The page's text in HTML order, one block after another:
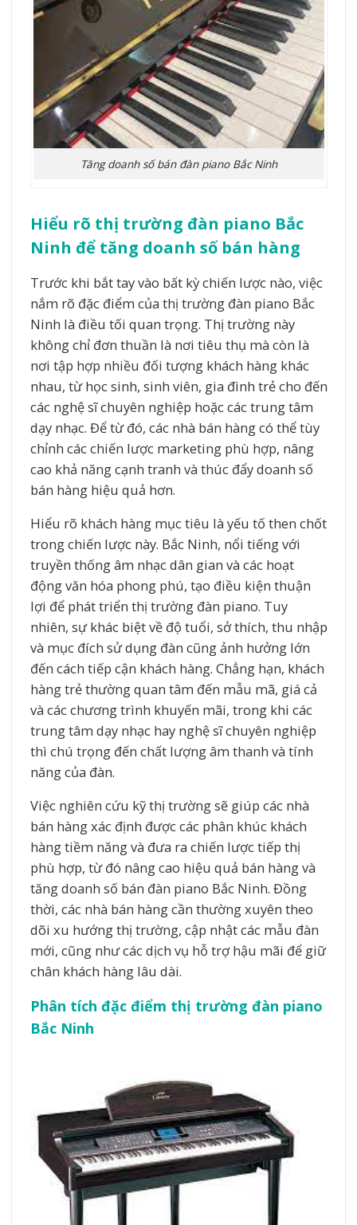
Tăng doanh số bán đàn piano Bắc Ninh
Hiểu rõ thị trường đàn piano Bắc
Ninh để tăng doanh số bán hàng
Trước khi bắt tay vào bất kỳ chiến lược nào, việc
nắm rõ đặc điểm của thị trường đàn piano Bắc
Ninh là điều tối quan trọng. Thị trường này
không chỉ đơn thuần là nơi tiêu thụ mà còn là
nơi tập hợp nhiều đối tượng khách hàng khác
nhau, từ học sinh, sinh viên, gia đình trẻ cho đến
các nghệ sĩ chuyên nghiệp hoặc các trung tâm
dạy nhạc. Để từ đó, các nhà bán hàng có thể tùy
chỉnh các chiến lược marketing phù hợp, nâng
cao khả năng cạnh tranh và thúc đẩy doanh số
bán hàng hiệu quả hơn.
Hiểu rõ khách hàng mục tiêu là yếu tố then chốt
trong chiến lược này. Bắc Ninh, nổi tiếng với
truyền thống âm nhạc dân gian và các hoạt
động văn hóa phong phú, tạo điều kiện thuận
lợi để phát triển thị trường đàn piano. Tuy
nhiên, sự khác biệt về độ tuổi, sở thích, thu nhập
và mục đích sử dụng đàn cũng ảnh hưởng lớn
đến cách tiếp cận khách hàng. Chẳng hạn, khách
hàng trẻ thường quan tâm đến mẫu mã, giá cả
và các chương trình khuyến mãi, trong khi các
trung tâm dạy nhạc hay nghệ sĩ chuyên nghiệp
thì chú trọng đến chất lượng âm thanh và tính
năng của đàn.
Việc nghiên cứu kỹ thị trường sẽ giúp các nhà
bán hàng xác định được các phân khúc khách
hàng tiềm năng và đưa ra chiến lược tiếp thị
phù hợp, từ đó nâng cao hiệu quả bán hàng và
tăng doanh số bán đàn piano Bắc Ninh. Đồng
thời, các nhà bán hàng cần thường xuyên theo
dõi xu hướng thị trường, cập nhật các mẫu đàn
mới, cũng như các dịch vụ hỗ trợ hậu mãi để giữ
chân khách hàng lâu dài.
Phân tích đặc điểm thị trường đàn piano
Bắc Ninh